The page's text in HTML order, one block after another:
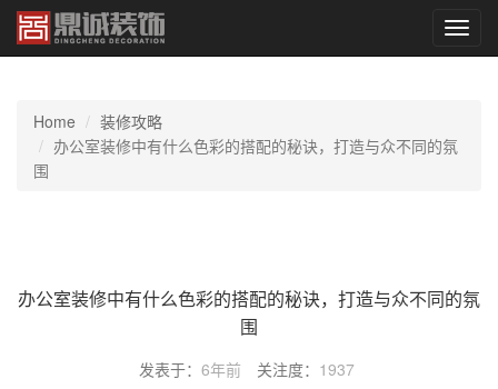
切
换
Home
装修攻略
办公室装修中有什么色彩的搭配的秘诀，打造与众不同的氛
围
办公室装修中有什么色彩的搭配的秘诀，打造与众不同的氛
围
发表于： 6年前 关注度： 1937